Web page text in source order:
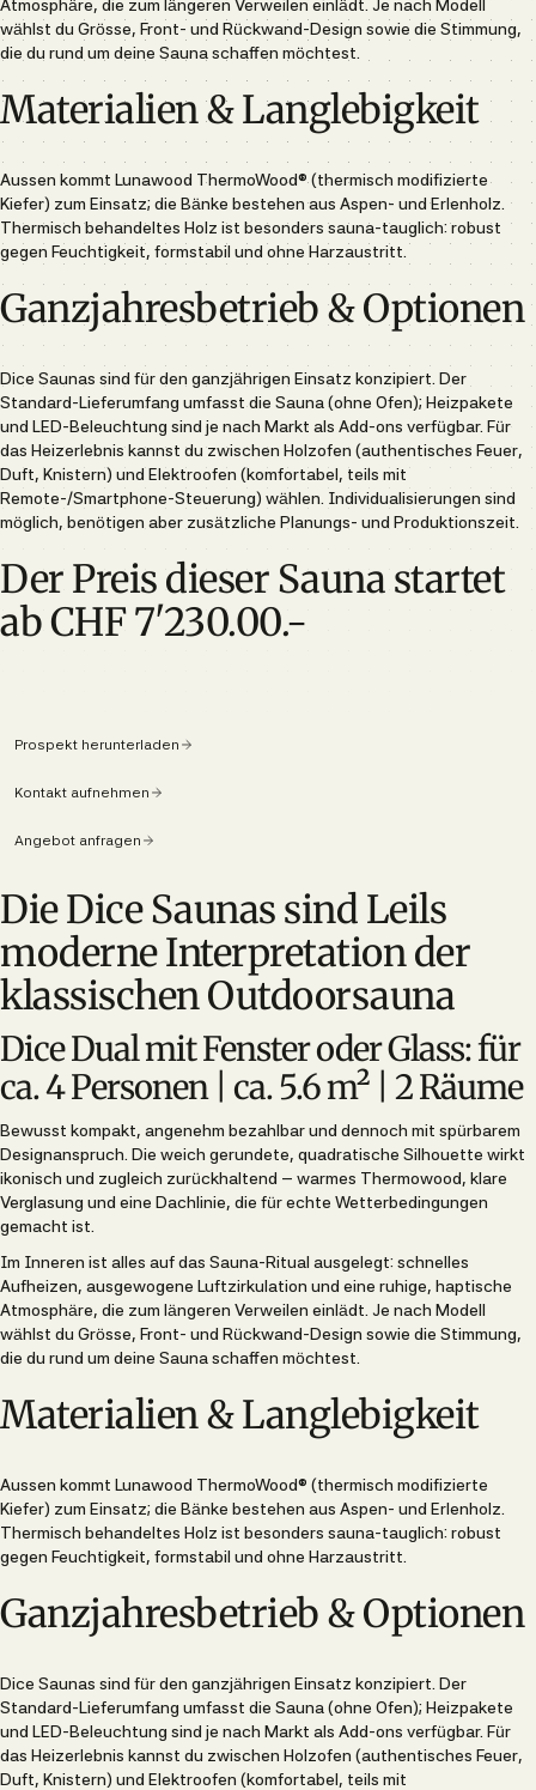
Atmosphäre, die zum längeren Verweilen einlädt. Je nach Modell
wählst du Grösse, Front- und Rückwand-Design sowie die Stimmung,
die du rund um deine Sauna schaffen möchtest.
Materialien & Langlebigkeit
Aussen kommt Lunawood ThermoWood® (thermisch modifizierte
Kiefer) zum Einsatz; die Bänke bestehen aus Aspen- und Erlenholz.
Thermisch behandeltes Holz ist besonders sauna-tauglich: robust
gegen Feuchtigkeit, formstabil und ohne Harzaustritt.
Ganzjahresbetrieb & Optionen
Dice Saunas sind für den ganzjährigen Einsatz konzipiert. Der
Standard-Lieferumfang umfasst die Sauna (ohne Ofen); Heizpakete
und LED-Beleuchtung sind je nach Markt als Add-ons verfügbar. Für
das Heizerlebnis kannst du zwischen Holzofen (authentisches Feuer,
Duft, Knistern) und Elektroofen (komfortabel, teils mit
Remote-/Smartphone-Steuerung) wählen. Individualisierungen sind
möglich, benötigen aber zusätzliche Planungs- und Produktionszeit.
Der Preis dieser Sauna startet
ab CHF 7'230.00.-
Prospekt herunterladen
Kontakt aufnehmen
Angebot anfragen
Die Dice Saunas sind Leils
moderne Interpretation der
klassischen Outdoorsauna
Dice Dual mit Fenster oder Glass: für
ca. 4 Personen | ca. 5.6 m² | 2 Räume
Bewusst kompakt, angenehm bezahlbar und dennoch mit spürbarem
Designanspruch. Die weich gerundete, quadratische Silhouette wirkt
ikonisch und zugleich zurückhaltend – warmes Thermowood, klare
Verglasung und eine Dachlinie, die für echte Wetterbedingungen
gemacht ist.
Im Inneren ist alles auf das Sauna-Ritual ausgelegt: schnelles
Aufheizen, ausgewogene Luftzirkulation und eine ruhige, haptische
Atmosphäre, die zum längeren Verweilen einlädt. Je nach Modell
wählst du Grösse, Front- und Rückwand-Design sowie die Stimmung,
die du rund um deine Sauna schaffen möchtest.
Materialien & Langlebigkeit
Aussen kommt Lunawood ThermoWood® (thermisch modifizierte
Kiefer) zum Einsatz; die Bänke bestehen aus Aspen- und Erlenholz.
Thermisch behandeltes Holz ist besonders sauna-tauglich: robust
gegen Feuchtigkeit, formstabil und ohne Harzaustritt.
Ganzjahresbetrieb & Optionen
Dice Saunas sind für den ganzjährigen Einsatz konzipiert. Der
Standard-Lieferumfang umfasst die Sauna (ohne Ofen); Heizpakete
und LED-Beleuchtung sind je nach Markt als Add-ons verfügbar. Für
das Heizerlebnis kannst du zwischen Holzofen (authentisches Feuer,
Duft, Knistern) und Elektroofen (komfortabel, teils mit